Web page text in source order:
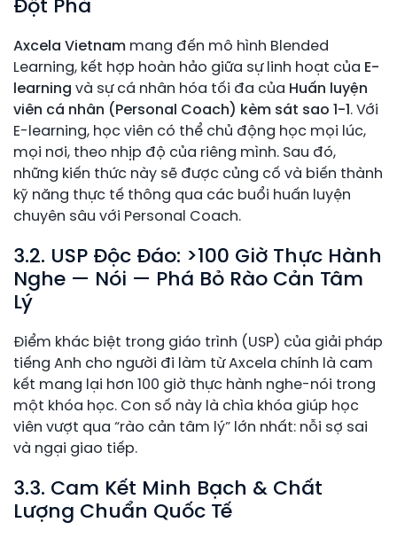
Đột Phá
Axcela Vietnam mang đến mô hình Blended
Learning, kết hợp hoàn hảo giữa sự linh hoạt của E-
learning và sự cá nhân hóa tối đa của Huấn luyện
viên cá nhân (Personal Coach) kèm sát sao 1-1 . Với
E-learning, học viên có thể chủ động học mọi lúc,
mọi nơi, theo nhịp độ của riêng mình. Sau đó,
những kiến thức này sẽ được củng cố và biến thành
kỹ năng thực tế thông qua các buổi huấn luyện
chuyên sâu với Personal Coach.
3.2. USP Độc Đáo: >100 Giờ Thực Hành
Nghe — Nói — Phá Bỏ Rào Cản Tâm
Lý
Điểm khác biệt trong giáo trình (USP) của giải pháp
tiếng Anh cho người đi làm từ Axcela chính là cam
kết mang lại hơn 100 giờ thực hành nghe-nói trong
một khóa học. Con số này là chìa khóa giúp học
viên vượt qua “rào cản tâm lý” lớn nhất: nỗi sợ sai
và ngại giao tiếp.
3.3. Cam Kết Minh Bạch & Chất
Lượng Chuẩn Quốc Tế